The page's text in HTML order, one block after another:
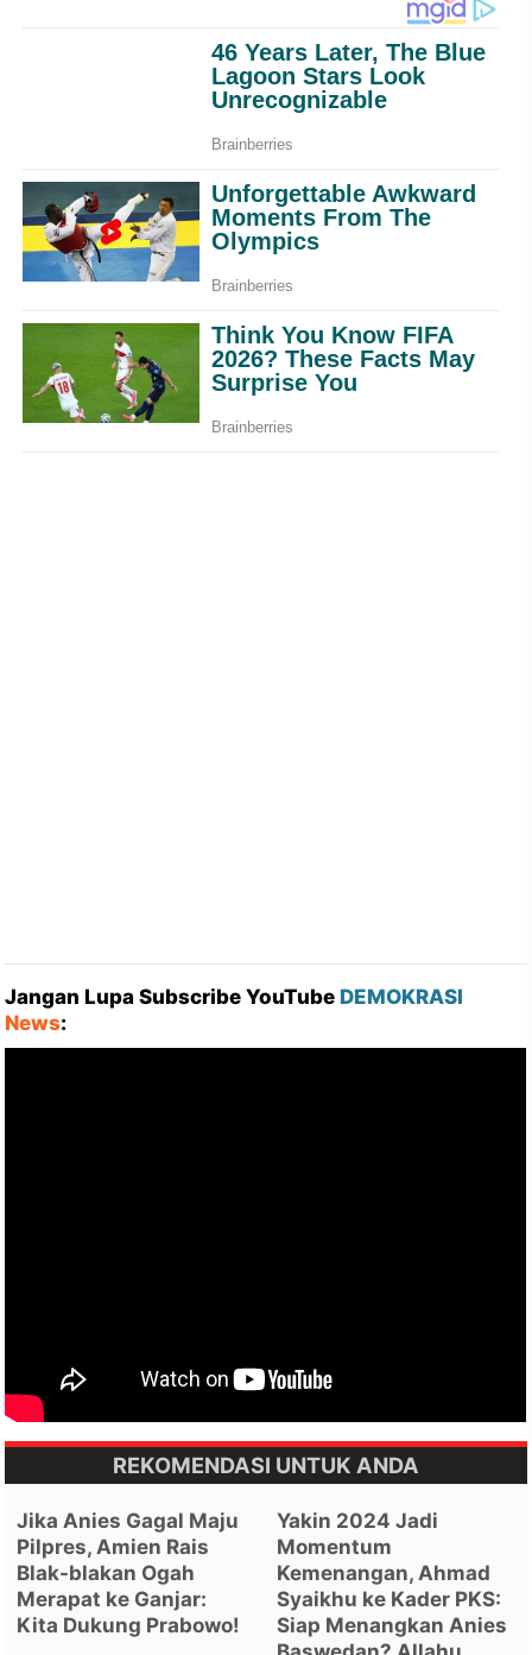
Jangan Lupa Subscribe YouTube DEMOKRASI
News:
REKOMENDASI UNTUK ANDA
Jika Anies Gagal Maju
Pilpres, Amien Rais
Blak-blakan Ogah
Merapat ke Ganjar:
Kita Dukung Prabowo!
Yakin 2024 Jadi
Momentum
Kemenangan, Ahmad
Syaikhu ke Kader PKS:
Siap Menangkan Anies